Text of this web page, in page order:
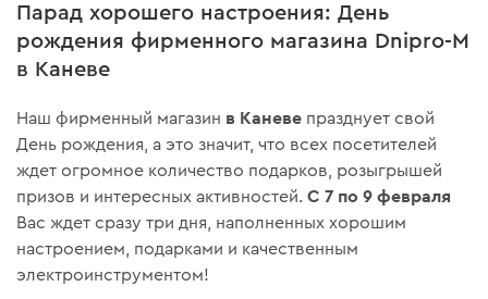
Парад хорошего настроения: День
рождения фирменного магазина Dnipro-M
в Каневе
Наш фирменный магазин в Каневе празднует свой
День рождения, а это значит, что всех посетителей
ждет огромное количество подарков, розыгрышей
призов и интересных активностей.С 7 по 9 февраля
Вас ждет сразу три дня, наполненных хорошим
настроением, подарками и качественным
электроинструментом!